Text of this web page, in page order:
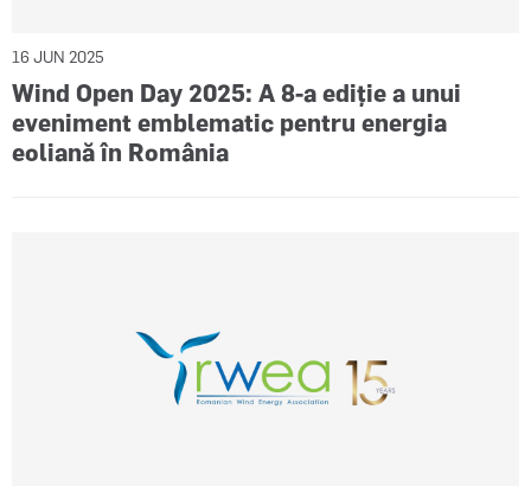
16 JUN 2025
Wind Open Day 2025: A 8-a ediție a unui
eveniment emblematic pentru energia
eoliană în România